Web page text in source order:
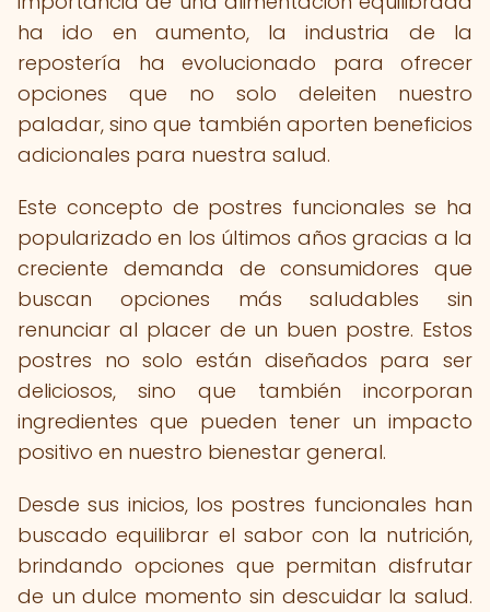
ha ido en aumento, la industria de la
repostería ha evolucionado para ofrecer
opciones que no solo deleiten nuestro
paladar, sino que también aporten beneficios
adicionales para nuestra salud.
Este concepto de postres funcionales se ha
popularizado en los últimos años gracias a la
creciente demanda de consumidores que
buscan opciones más saludables sin
renunciar al placer de un buen postre. Estos
postres no solo están diseñados para ser
deliciosos, sino que también incorporan
ingredientes que pueden tener un impacto
positivo en nuestro bienestar general.
Desde sus inicios, los postres funcionales han
buscado equilibrar el sabor con la nutrición,
brindando opciones que permitan disfrutar
de un dulce momento sin descuidar la salud.